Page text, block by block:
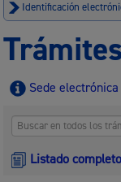
Identificación
Sede electrónica
Listado